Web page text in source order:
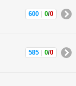
600 0/0
585 0/0